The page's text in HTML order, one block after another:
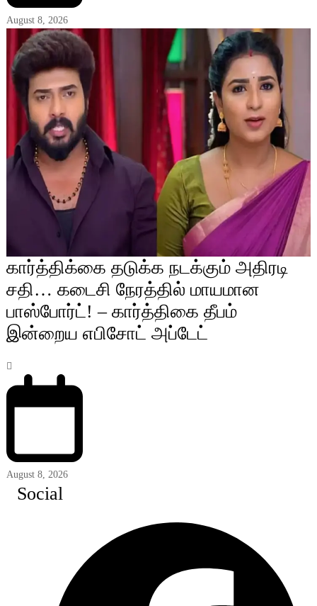
August 8, 2026
கார்த்திக்கை தடுக்க நடக்கும் அதிரடி
சதி… கடைசி நேரத்தில் மாயமான
பாஸ்போர்ட்! – கார்த்திகை தீபம்
இன்றைய எபிசோட் அப்டேட்
August 8, 2026
Social